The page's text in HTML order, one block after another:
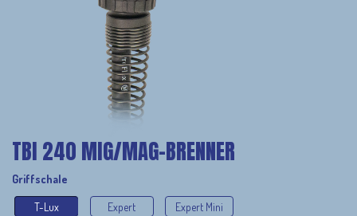
TBI 240 MIG/MAG-BRENNER
Griffschale
T-Lux Expert Expert Mini